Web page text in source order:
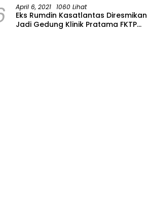
April 6, 2021 1060 Lihat
Eks Rumdin Kasatlantas Diresmikan
Jadi Gedung Klinik Pratama FKTP